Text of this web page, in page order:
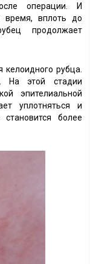
операции. И
время, вплоть до
продолжает
келоидного рубца.
На этой стадии
эпителиальной
уплотняться и
более